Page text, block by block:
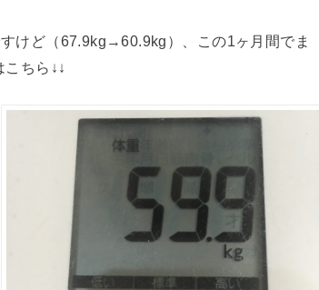
けど（67.9kg→60.9kg）、この1ヶ月間でま
ちら↓↓